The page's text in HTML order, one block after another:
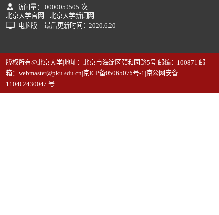
访问量： 0000050505 次
北京大学官网
北京大学新闻网
电脑版
最后更新时间： 2020 6 20
版权所有@北京大学|地址：北京市海淀区颐和园路5号|邮编：100871|邮
箱：webmaster@pku.edu.cn|京ICP备05065075号-1|京公网安备
110402430047 号